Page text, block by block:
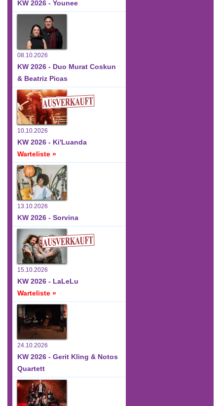
KW 2026 - Younee
08.10.2026
KW 2026 - Duo Murat Coskun
& Beatriz Picas
10.10.2026
KW 2026 - Ki'Luanda
Warteliste »
13.10.2026
KW 2026 - Sorvina
15.10.2026
KW 2026 - LaLeLu
Warteliste »
24.10.2026
KW 2026 - Gerit Kling & Notos
Quartett